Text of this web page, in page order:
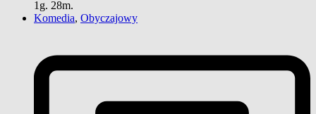
1g. 28m.
Komedia, Obyczajowy